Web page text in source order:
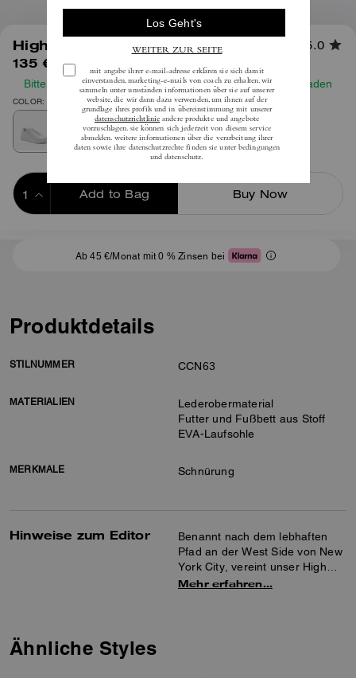
High Line Sneaker 5.0
135 € inkl. MwSt.
Bitte prüfen Sie vor Ihrer Bestellung unseren Größenleitfaden
COLOR: Optisch Weiß
Add to Bag Buy Now
Ab 45 €/Monat mit 0 % Zinsen bei
Produktdetails
STILNUMMER CCN63
MATERIALIEN
Lederobermaterial
Futter und Fußbett aus Stoff
EVA-Laufsohle
MERKMALE Schnürung
Hinweise zum Editor
Benannt nach dem lebhaften
Pfad an der West Side von New
York City, vereint unser High
Line Sneaker anspruchsvolles
Mehr erfahren…
Ähnliche Styles